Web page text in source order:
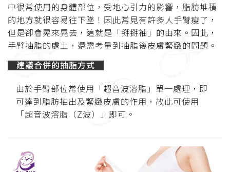
中很常使用的身體部位，受地心引力的影響，脂肪堆積
的地方就很容易往下墜！因此常見有許多人手臂瘦了，
但是卻會晃來晃去，這就是「掰掰袖」的由來。因此，
手臂抽脂的處土，還需考量到抽脂後皮膚緊緻的問題。
建議合併的抽脂方式
由於手臂部位常使用「超音波溶脂」單一處理，即
可達到脂肪抽出及緊緻皮膚的作用，故此可使用
「超音波溶脂（Z波）」即可。